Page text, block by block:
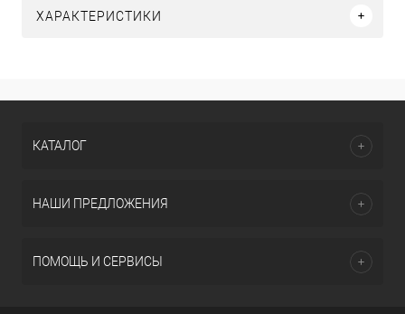
ХАРАКТЕРИСТИКИ
КАТАЛОГ
НАШИ ПРЕДЛОЖЕНИЯ
ПОМОЩЬ И СЕРВИСЫ